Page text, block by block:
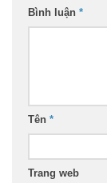
Bình luận *
Tên *
Trang web